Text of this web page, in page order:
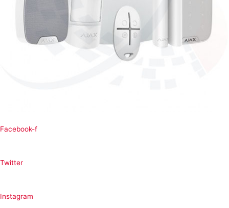
Facebook-f
Twitter
Instagram